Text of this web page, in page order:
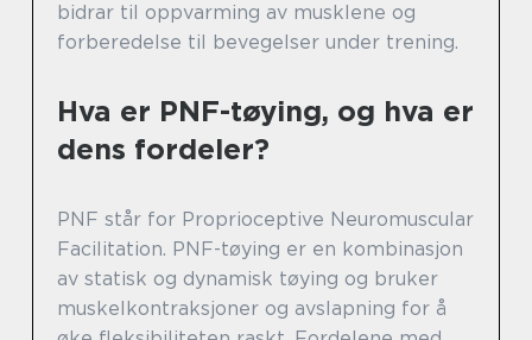
bidrar til oppvarming av musklene og
forberedelse til bevegelser under trening.
Hva er PNF-tøying, og hva er
dens fordeler?
PNF står for Proprioceptive Neuromuscular
Facilitation. PNF-tøying er en kombinasjon
av statisk og dynamisk tøying og bruker
muskelkontraksjoner og avslapning for å